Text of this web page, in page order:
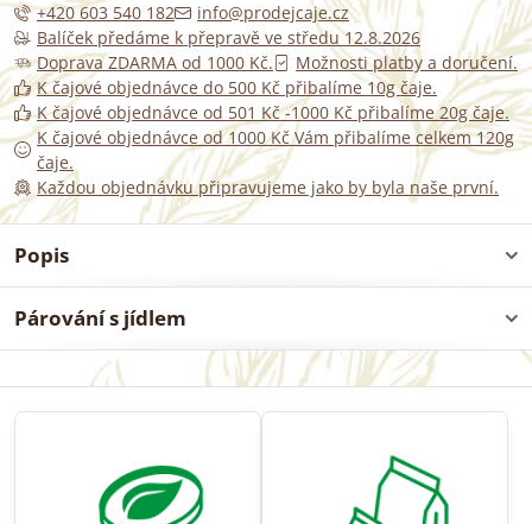
+420 603 540 182
info@prodejcaje.cz
Balíček předáme k přepravě ve středu 12.8.2026
Doprava ZDARMA od 1000 Kč.
Možnosti platby a doručení.
K čajové objednávce do 500 Kč přibalíme 10g čaje.
K čajové objednávce od 501 Kč -1000 Kč přibalíme 20g čaje.
K čajové objednávce od 1000 Kč Vám přibalíme celkem 120g
čaje.
Každou objednávku připravujeme jako by byla naše první.
Popis
Párování s jídlem